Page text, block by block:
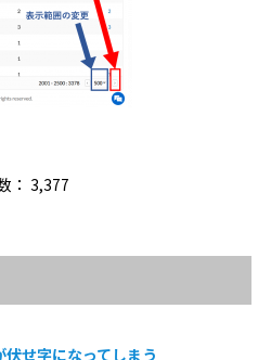
： 3,377
せ字になってしまう